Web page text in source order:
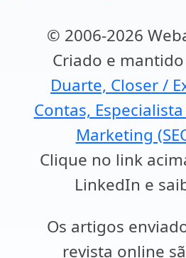
© 2006-2026
Criado e
Duarte, Closer /
Contas,
Marketing
Clique no link
LinkedIn e
Os artigos
revista online